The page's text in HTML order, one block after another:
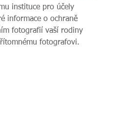
instituce pro účely
informace o ochraně
fotografií vaší rodiny
fotografovi.